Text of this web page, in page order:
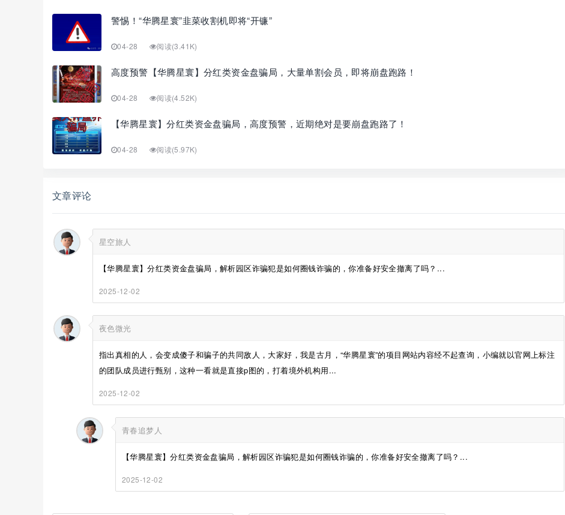
警惕！“华腾星寰”韭菜收割机即将“开镰”
04-28 阅读(3.41K)
高度预警【华腾星寰】分红类资金盘骗局，大量单割会员，即将崩盘跑路！
04-28 阅读(4.52K)
【华腾星寰】分红类资金盘骗局，高度预警，近期绝对是要崩盘跑路了！
04-28 阅读(5.97K)
文章评论
星空旅人
【华腾星寰】分红类资金盘骗局，解析园区诈骗犯是如何圈钱诈骗的，你准备好安全撤离了吗？...
2025-12-02
夜色微光
指出真相的人，会变成傻子和骗子的共同敌人，大家好，我是古月，“华腾星寰”的项目网站内容经不起查询，小编就以官网上标注
的团队成员进行甄别，这种一看就是直接p图的，打着境外机构用...
2025-12-02
青春追梦人
【华腾星寰】分红类资金盘骗局，解析园区诈骗犯是如何圈钱诈骗的，你准备好安全撤离了吗？...
2025-12-02